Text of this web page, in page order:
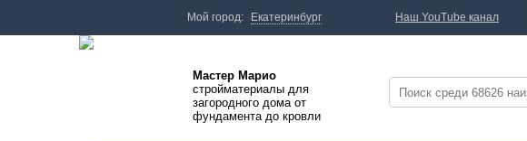
Мастер Марио
стройматериалы для
загородного дома от
фундамента до кровли
Мой город: Екатеринбург Наш YouTube канал